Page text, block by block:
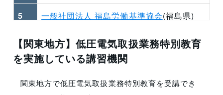
5 一般社団法人 福島労働基準協会(福島県)
【関東地方】低圧電気取扱業務特別教育
を実施している講習機関
関東地方で低圧電気取扱業務特別教育を受講でき